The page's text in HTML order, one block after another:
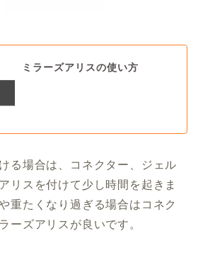
ミラーズアリスの使い方
る場合は、コネクター、ジェル
リスを付けて少し時間を起きま
重たくなり過ぎる場合はコネク
ーズアリスが良いです。